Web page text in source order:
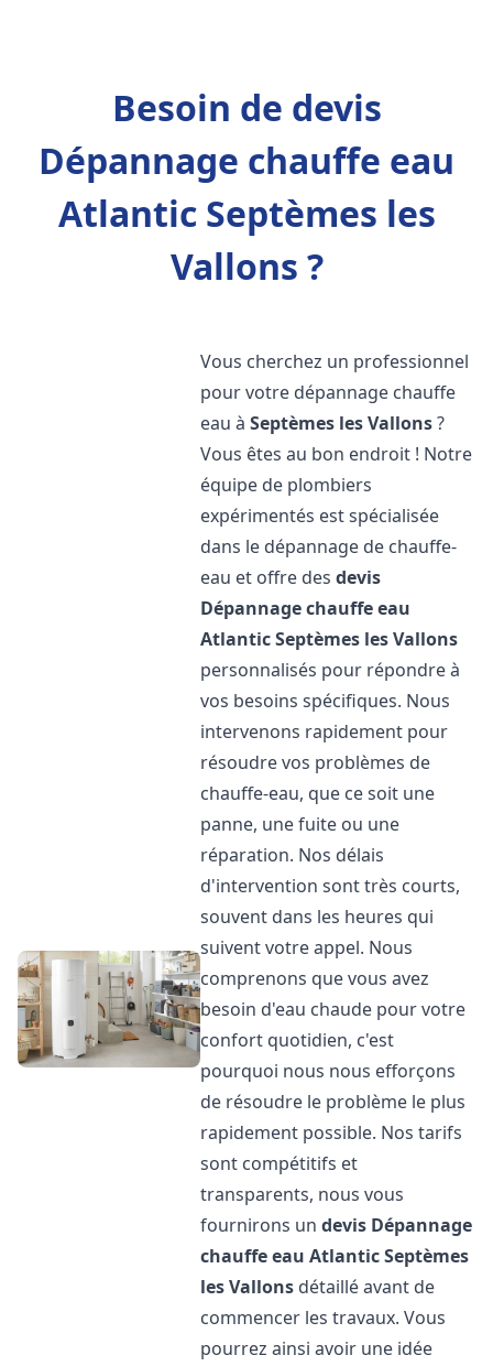
Besoin de devis
Dépannage chauffe eau
Atlantic Septèmes les
Vallons ?
Vous cherchez un professionnel
pour votre dépannage chauffe
eau àSeptèmes les Vallons?
Vous êtes au bon endroit ! Notre
équipe de plombiers
expérimentés est spécialisée
dans le dépannage de chauffe-
eau et offre desdevis
Dépannage chauffe eau
AtlanticSeptèmes les Vallons
personnalisés pour répondre à
vos besoins spécifiques. Nous
intervenons rapidement pour
résoudre vos problèmes de
chauffe-eau, que ce soit une
panne, une fuite ou une
réparation. Nos délais
d'intervention sont très courts,
souvent dans les heures qui
suivent votre appel. Nous
comprenons que vous avez
besoin d'eau chaude pour votre
confort quotidien, c'est
pourquoi nous nous efforçons
de résoudre le problème le plus
rapidement possible. Nos tarifs
sont compétitifs et
transparents, nous vous
fournirons undevis Dépannage
chauffe eau AtlanticSeptèmes
les Vallons détaillé avant de
commencer les travaux. Vous
pourrez ainsi avoir une idée